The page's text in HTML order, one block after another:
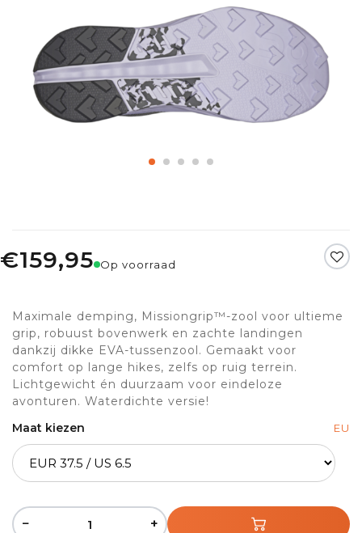
€159,95 Op voorraad
Maximale demping, Missiongrip™-zool voor ultieme
grip, robuust bovenwerk en zachte landingen
dankzij dikke EVA-tussenzool. Gemaakt voor
comfort op lange hikes, zelfs op ruig terrein.
Lichtgewicht én duurzaam voor eindeloze
avonturen. Waterdichte versie!
Maat kiezen
EU
− +